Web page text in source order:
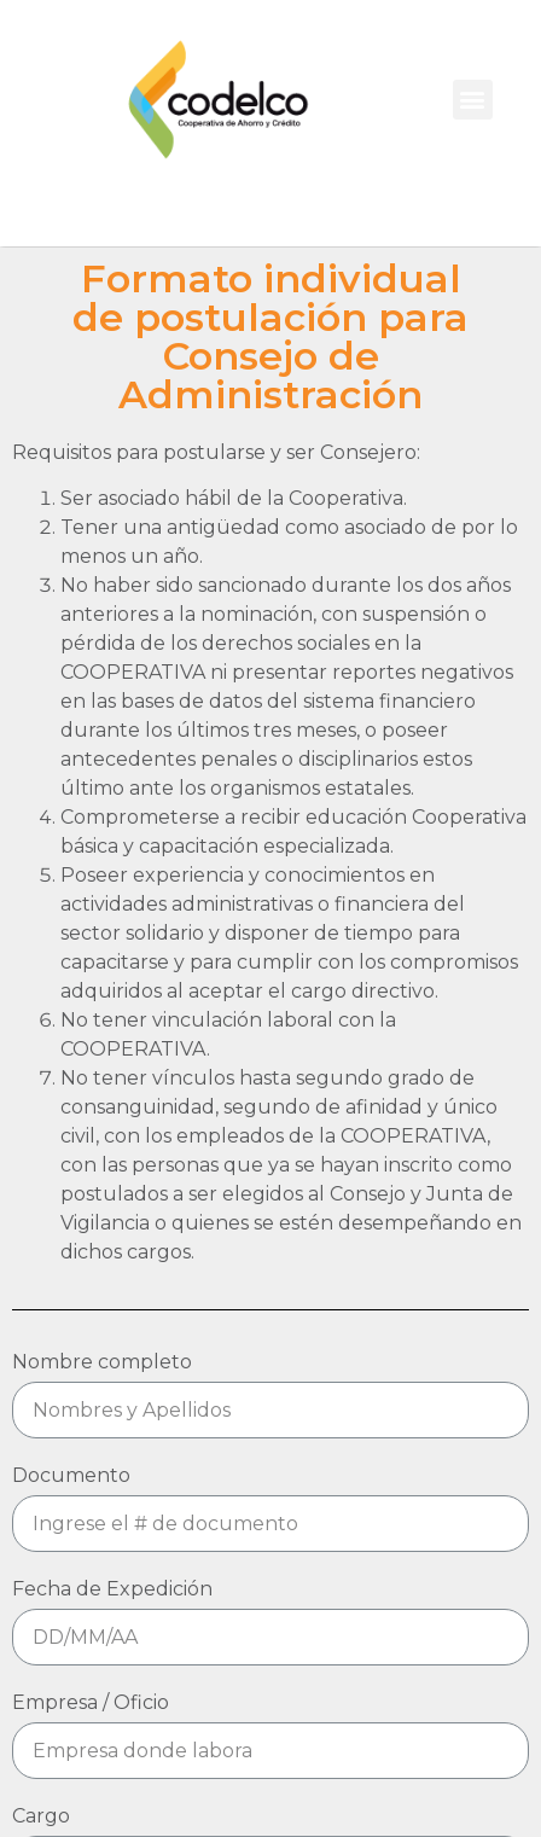
Formato individual
de postulación para
Consejo de
Administración
Requisitos para postularse y ser Consejero:
Ser asociado hábil de la Cooperativa.
Tener una antigüedad como asociado de por lo
menos un año.
No haber sido sancionado durante los dos años
anteriores a la nominación, con suspensión o
pérdida de los derechos sociales en la
COOPERATIVA ni presentar reportes negativos
en las bases de datos del sistema financiero
durante los últimos tres meses, o poseer
antecedentes penales o disciplinarios estos
último ante los organismos estatales.
Comprometerse a recibir educación Cooperativa
básica y capacitación especializada.
Poseer experiencia y conocimientos en
actividades administrativas o financiera del
sector solidario y disponer de tiempo para
capacitarse y para cumplir con los compromisos
adquiridos al aceptar el cargo directivo.
No tener vinculación laboral con la
COOPERATIVA.
No tener vínculos hasta segundo grado de
consanguinidad, segundo de afinidad y único
civil, con los empleados de la COOPERATIVA,
con las personas que ya se hayan inscrito como
postulados a ser elegidos al Consejo y Junta de
Vigilancia o quienes se estén desempeñando en
dichos cargos.
Nombre completo
Documento
Fecha de Expedición
Empresa / Oficio
Cargo